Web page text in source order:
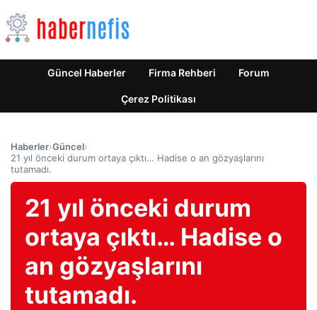
Güncel Haberler Firma Rehberi Forum
Çerez Politikası
Haberler›Güncel›
21 yıl önceki durum ortaya çıktı… Hadise o an gözyaşlarını
tutamadı.
21 yıl önceki durum
ortaya çıktı… Hadise o
an gözyaşlarını
tutamadı.